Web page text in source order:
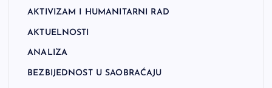
AKTIVIZAM I HUMANITARNI RAD
AKTUELNOSTI
ANALIZA
BEZBIJEDNOST U SAOBRAĆAJU